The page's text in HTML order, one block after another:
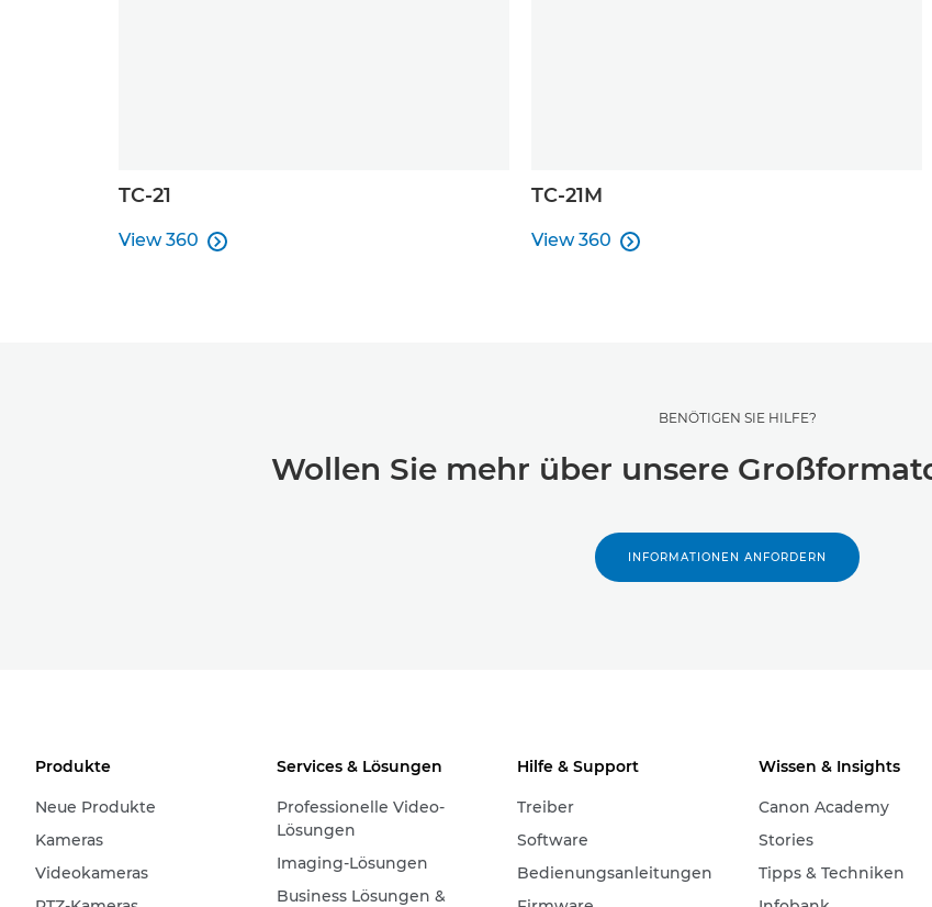
TC-21
View 360
View 360

TC-21M
View 360
View 360

BENÖTIGEN SIE HILFE?
Wollen Sie mehr über unsere
INFORMATIONEN ANFORDERN
Produkte
Neue Produkte
Kameras
Videokameras
Services & Lösungen
Professionelle Video-
Lösungen
Imaging-Lösungen
Business Lösungen &
Hilfe & Support
Treiber
Software
Bedienungsanleitungen
Wissen & Insights
Canon Academy
Stories
Tipps & Techniken